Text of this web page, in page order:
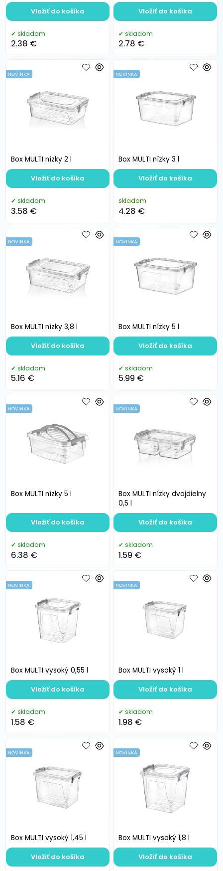
skladom
2.38 €
Vložiť do košíka
skladom
2.78 €
Vložiť do košíka
Box MULTI nízky 2 l
NOVINKA
skladom
3.58 €
Vložiť do košíka
Box MULTI nízky 3 l
NOVINKA
skladom
4.28 €
Vložiť do košíka
Box MULTI nízky 3,8 l
NOVINKA
skladom
5.16 €
Vložiť do košíka
Box MULTI nízky 5 l
NOVINKA
skladom
5.99 €
Vložiť do košíka
Box MULTI nízky 5 l
NOVINKA
skladom
6.38 €
Vložiť do košíka
Box MULTI nízky dvojdielny
0,5 l
NOVINKA
skladom
1.59 €
Vložiť do košíka
Box MULTI vysoký 0,55 l
NOVINKA
skladom
1.58 €
Vložiť do košíka
Box MULTI vysoký 1 l
NOVINKA
skladom
1.98 €
Vložiť do košíka
Box MULTI vysoký 1,45 l
NOVINKA
Vložiť do košíka
Box MULTI vysoký 1,8 l
NOVINKA
Vložiť do košíka